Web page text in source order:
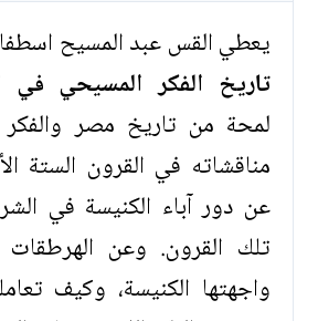
يعطي القس عبد المسيح
تاريخ الفكر المسيحي في
لمحة من تاريخ مصر
مناقشاته في القرون الستة
عن دور آباء الكنيسة في
تلك القرون. وعن الهرطقات
واجهتها الكنيسة، وكيف